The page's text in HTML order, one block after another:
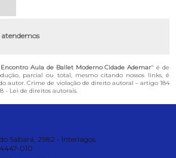
atendemos
Aula de Ballet Moderno Cidade Ademar" é de
parcial ou total, mesmo citando nossos links, é
autor. Crime de violação de direito autoral – artigo 184
- Lei de direitos autorais.
Sabará, 2982 - Interlagos
010